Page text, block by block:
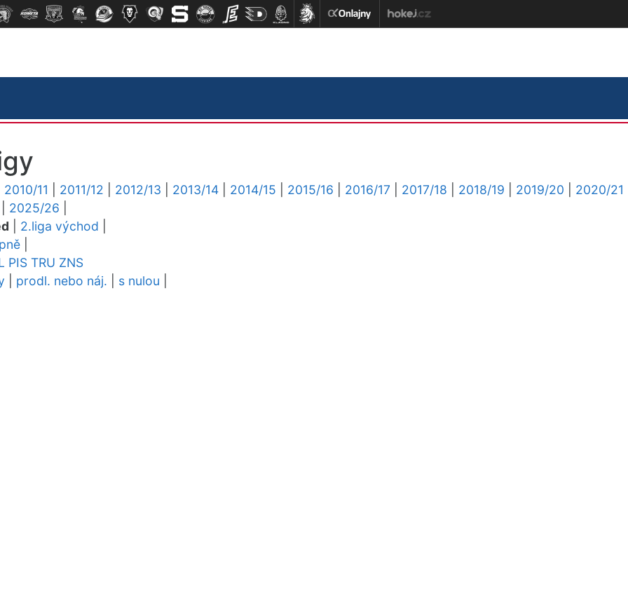
2010/11 2011/12 2012/13 2013/14 2014/15 2015/16 2016/17 2017/18 2018/19 2019/20
2020/21
2025/26
2.liga východ
PIS TRU ZNS
prodl. nebo náj. s nulou